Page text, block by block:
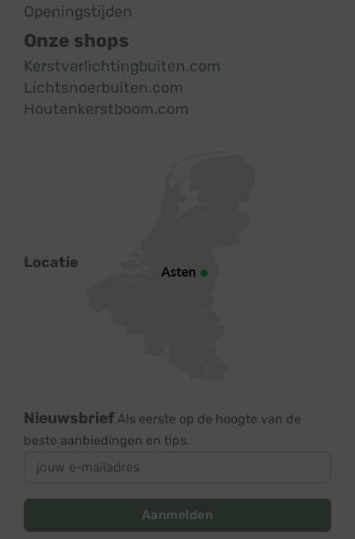
Openingstijden
Onze shops
Kerstverlichtingbuiten.com
Lichtsnoerbuiten.com
Houtenkerstboom.com
Locatie
Nieuwsbrief Als eerste op de hoogte van de
beste aanbiedingen en tips.
Aanmelden